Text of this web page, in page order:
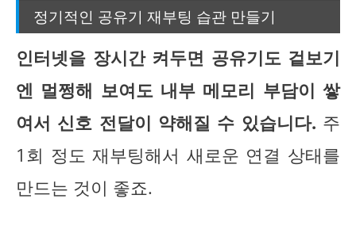
정기적인 공유기 재부팅 습관 만들기
인터넷을 장시간 켜두면 공유기도 겉보기
엔 멀쩡해 보여도 내부 메모리 부담이 쌓
여서 신호 전달이 약해질 수 있습니다. 주
1회 정도 재부팅해서 새로운 연결 상태를
만드는 것이 좋죠.